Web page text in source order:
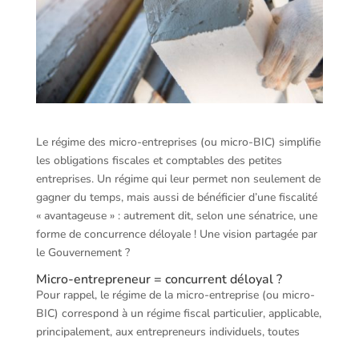
Le régime des micro-entreprises (ou micro-BIC) simplifie
les obligations fiscales et comptables des petites
entreprises. Un régime qui leur permet non seulement de
gagner du temps, mais aussi de bénéficier d’une fiscalité
« avantageuse » : autrement dit, selon une sénatrice, une
forme de concurrence déloyale ! Une vision partagée par
le Gouvernement ?
Micro-entrepreneur = concurrent déloyal ?
Pour rappel, le régime de la micro-entreprise (ou micro-
BIC) correspond à un régime fiscal particulier, applicable,
principalement, aux entrepreneurs individuels, toutes